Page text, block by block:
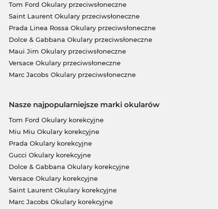
Tom Ford Okulary przeciwsłoneczne
Saint Laurent Okulary przeciwsłoneczne
Prada Linea Rossa Okulary przeciwsłoneczne
Dolce & Gabbana Okulary przeciwsłoneczne
Maui Jim Okulary przeciwsłoneczne
Versace Okulary przeciwsłoneczne
Marc Jacobs Okulary przeciwsłoneczne
Nasze najpopularniejsze marki okularów
Tom Ford Okulary korekcyjne
Miu Miu Okulary korekcyjne
Prada Okulary korekcyjne
Gucci Okulary korekcyjne
Dolce & Gabbana Okulary korekcyjne
Versace Okulary korekcyjne
Saint Laurent Okulary korekcyjne
Marc Jacobs Okulary korekcyjne